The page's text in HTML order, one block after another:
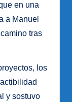
en una
a Manuel
tras
los
y sostuvo